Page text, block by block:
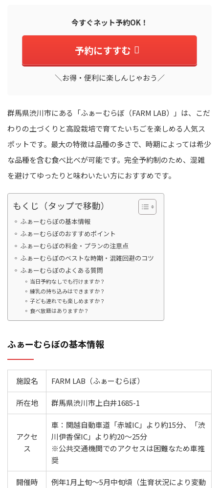
今すぐネット予約OK！
予約にすすむ
＼お得・便利に楽しんじゃおう／
群馬県渋川市にある「ふぁーむらぼ（FARM LAB）」は、こだ
わりの土づくりと高設栽培で育てたいちごを楽しめる人気ス
ポットです。最大の特徴は品種の多さで、時期によっては希少
な品種を含む食べ比べが可能です。完全予約制のため、混雑
を避けてゆったりと味わいたい方におすすめです。
もくじ（タップで移動）
ふぁーむらぼの基本情報
ふぁーむらぼのおすすめポイント
ふぁーむらぼの料金・プランの注意点
ふぁーむらぼのベストな時期・混雑回避のコツ
ふぁーむらぼのよくある質問
当日予約なしでも行けますか？
練乳の持ち込みはできますか？
子ども連れでも楽しめますか？
食べ放題はありますか？
ふぁーむらぼの基本情報
施設名 FARM LAB（ふぁーむらぼ）
所在地 群馬県渋川市上白井1685-1
アクセ
ス
車：関越自動車道「赤城IC」より約15分、「渋
川伊香保IC」より約20～25分
※公共交通機関でのアクセスは困難なため車推
奨
開催時
例年1月上旬～5月中旬頃（生育状況により変動